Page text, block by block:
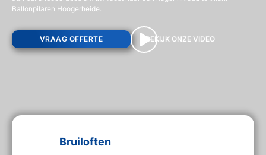
Ballonpilaren Hoogerheide.
VRAAG OFFERTE BEKIJK ONZE VIDEO
Bruiloften